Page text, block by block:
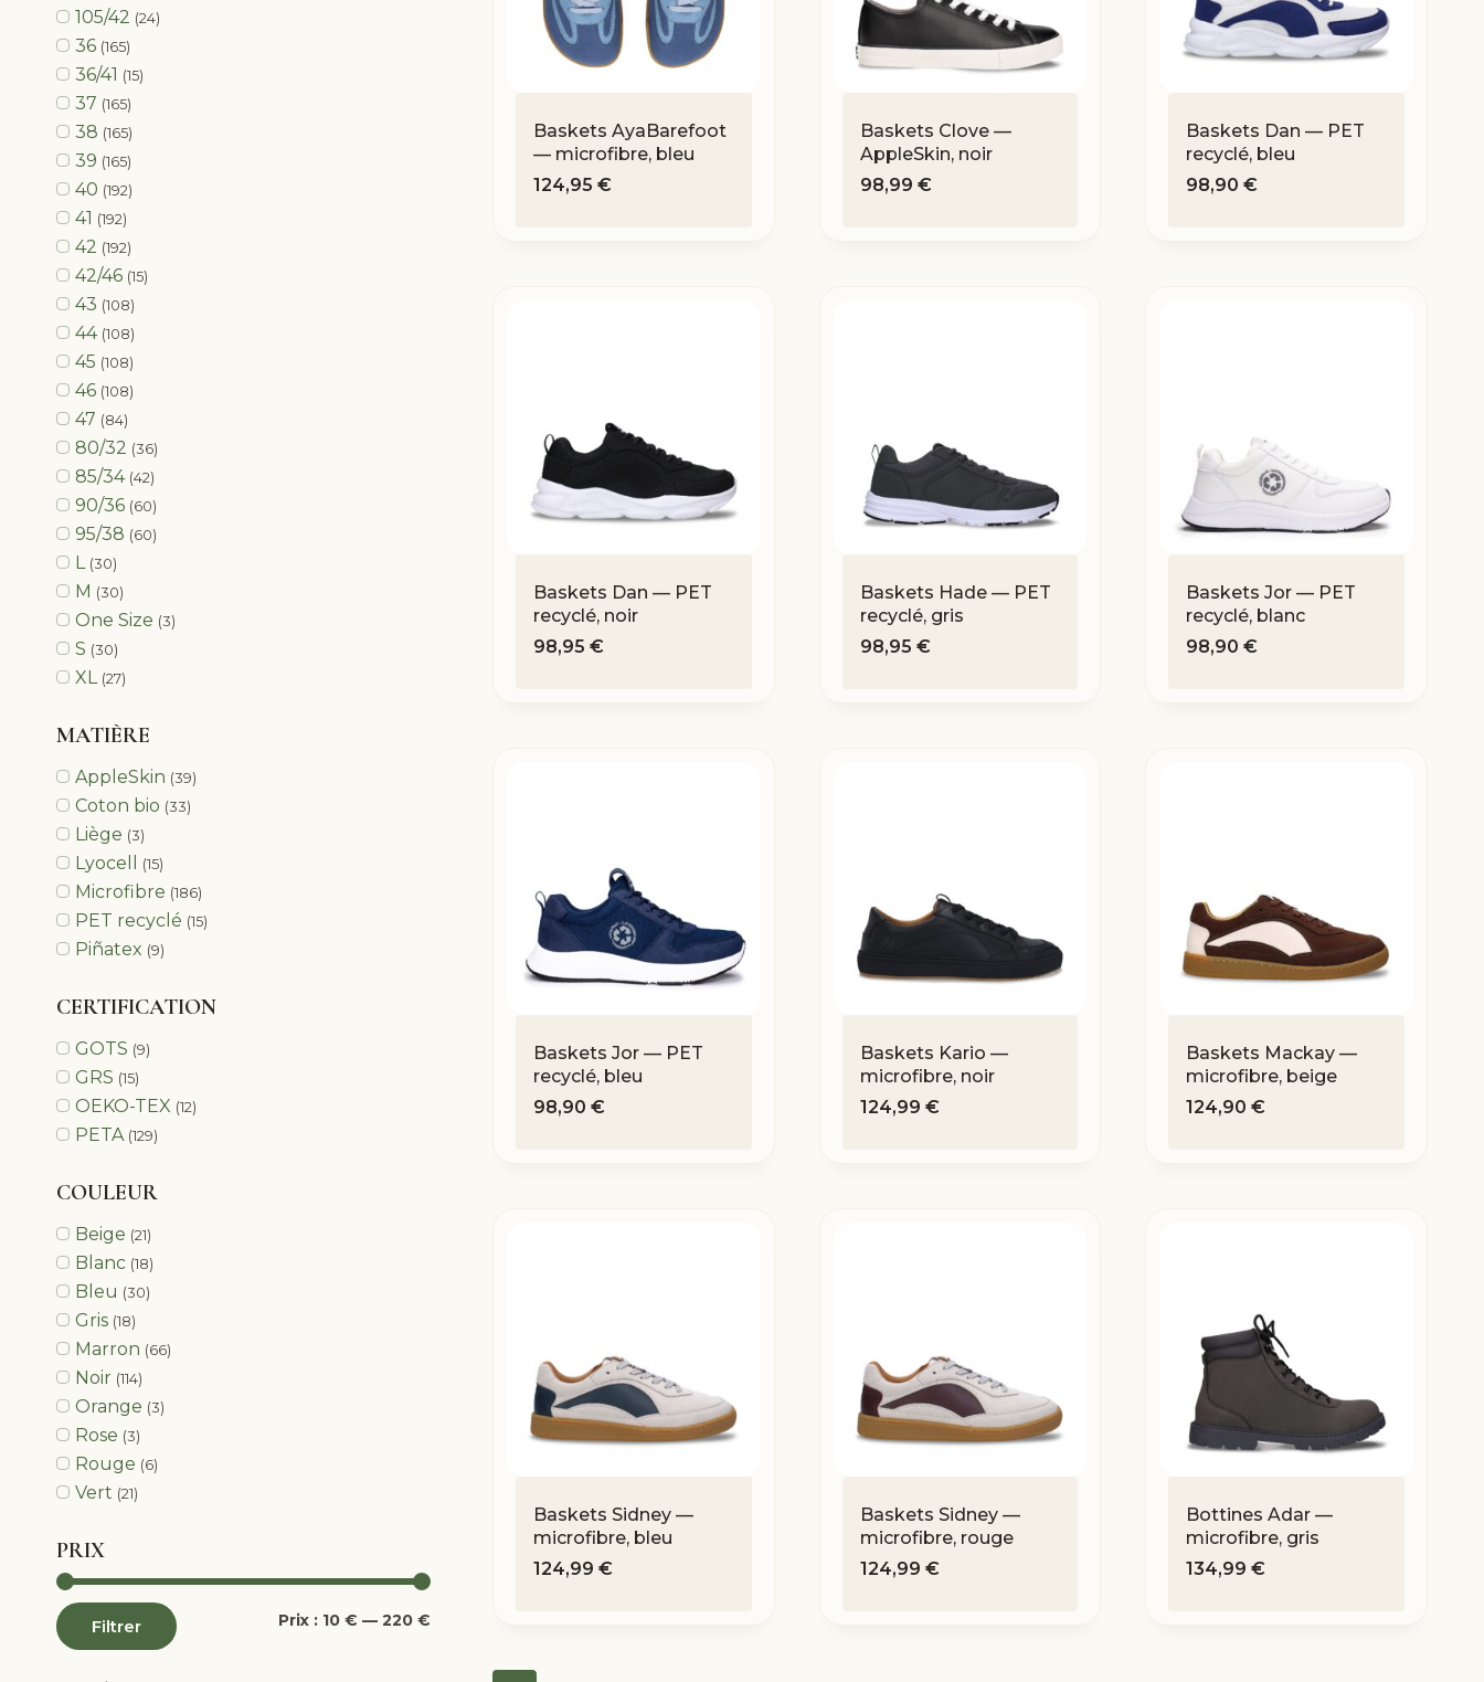
Baskets AyaBarefoot
— microfibre, bleu
124,95 €
Baskets Clove —
AppleSkin, noir
98,99 €
Baskets Dan — PET
recyclé, bleu
98,90€
Baskets Dan — PET
recyclé, noir
98,95 €
Baskets Hade — PET
recyclé, gris
98,95 €
Baskets Jor — PET
recyclé, blanc
98,90€
Baskets Jor — PET
recyclé, bleu
98,90 €
Baskets Kario —
microfibre, noir
124,99 €
Baskets Mackay —
microfibre, beige
124,90€
Baskets Sidney —
microfibre, bleu
124,99 €
Baskets Sidney —
microfibre, rouge
124,99 €
Bottines Adar —
microfibre, gris
134,99€
105/42 (24)
36 (165)
36/41 (15)
37 (165)
38 (165)
39 (165)
40 (192)
41 (192)
42 (192)
42/46 (15)
43 (108)
44 (108)
45 (108)
46 (108)
47 (84)
80/32 (36)
85/34 (42)
90/36 (60)
95/38 (60)
L (30)
M (30)
One Size (3)
S (30)
XL (27)
MATIÈRE
AppleSkin (39)
Coton bio (33)
Liège (3)
Lyocell (15)
Microfibre (186)
PET recyclé (15)
Piñatex (9)
CERTIFICATION
GOTS (9)
GRS (15)
OEKO-TEX (12)
PETA (129)
COULEUR
Beige (21)
Blanc (18)
Bleu (30)
Gris (18)
Marron (66)
Noir (114)
Orange (3)
Rose (3)
Rouge (6)
Vert (21)
PRIX
Prix
Prix
Filtrer Prix : 10 € — 220 €